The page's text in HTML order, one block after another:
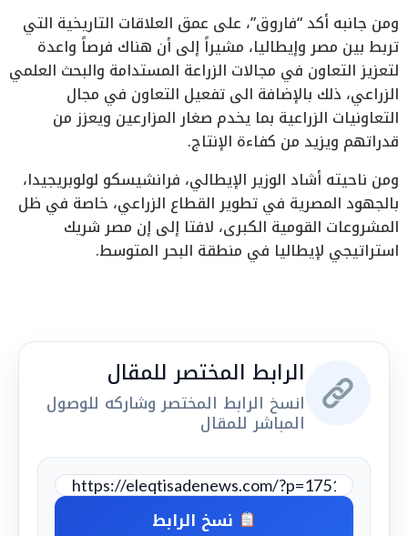
ومن جانبه أكد “فاروق”، على عمق العلاقات التاريخية التي
تربط بين مصر وإيطاليا، مشيراً إلى أن هناك فرصاً واعدة
لتعزيز التعاون في مجالات الزراعة المستدامة والبحث العلمي
الزراعي، ذلك بالإضافة الى تفعيل التعاون في مجال
التعاونيات الزراعية بما يخدم صغار المزارعين ويعزز من
قدراتهم ويزيد من كفاءة الإنتاج.
ومن ناحيته أشاد الوزير الإيطالي، فرانشيسكو لولوبريجيدا،
بالجهود المصرية في تطوير القطاع الزراعي، خاصة في ظل
المشروعات القومية الكبرى، لافتا إلى إن مصر شريك
استراتيجي لإيطاليا في منطقة البحر المتوسط.
الرابط المختصر للمقال
انسخ الرابط المختصر وشاركه للوصول
المباشر للمقال
نسخ الرابط